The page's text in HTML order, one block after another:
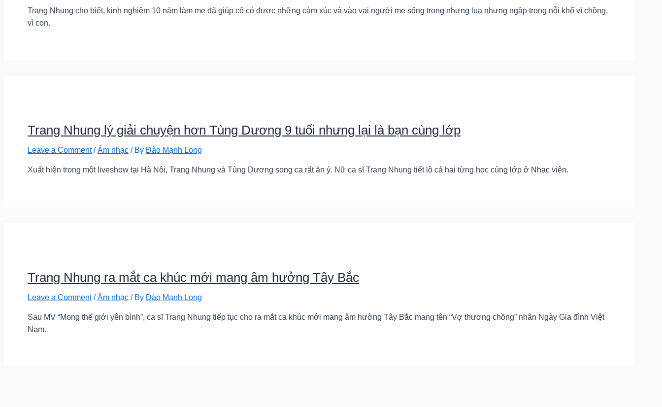
Trang Nhung cho biết, kinh nghiệm 10 năm làm mẹ đã giúp cô có được những cảm xúc và vào vai người mẹ sống trong nhưng lụa nhưng ngập trong nỗi khổ vì chồng,
vì con.
Trang Nhung lý giải chuyện hơn Tùng Dương 9 tuổi nhưng lại là bạn cùng lớp
Leave a Comment /Âm nhạc / By Đào Mạnh Long
Xuất hiện trong một liveshow tại Hà Nội, Trang Nhung và Tùng Dương song ca rất ăn ý. Nữ ca sĩ Trang Nhung tiết lộ cả hai từng học cùng lớp ở Nhạc viện.
Trang Nhung ra mắt ca khúc mới mang âm hưởng Tây Bắc
Leave a Comment /Âm nhạc / By Đào Mạnh Long
Sau MV “Mong thế giới yên bình”, ca sĩ Trang Nhung tiếp tục cho ra mắt ca khúc mới mang âm hưởng Tây Bắc mang tên “Vợ thương chồng” nhân Ngày Gia đình Việt
Nam.